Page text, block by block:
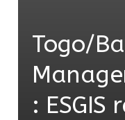
Togo/
: